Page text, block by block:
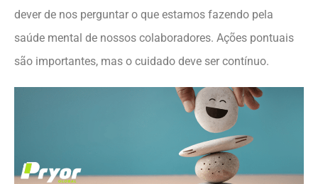
dever de nos perguntar o que estamos fazendo pela
saúde mental de nossos colaboradores. Ações pontuais
são importantes, mas o cuidado deve ser contínuo.